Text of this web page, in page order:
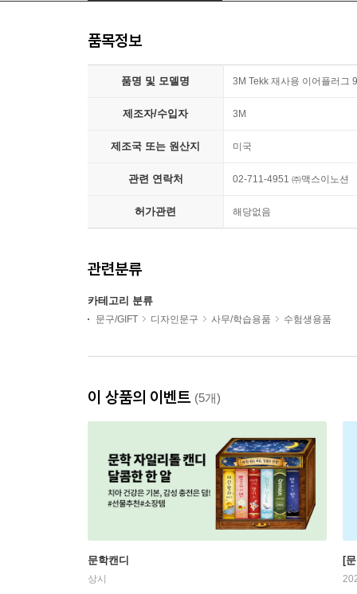
품목정보
품명 및 모델명 3M Tekk 재사용 이어플러그
제조자/수입자 3M
제조국 또는 원산지 미국
관련 연락처 02-711-4951 ㈜맥스이노션
허가관련 해당없음
관련분류
카테고리 분류
문구/GIFT 디자인문구 사무/학습용품 수험생용품
이 상품의 이벤트 (5개)
문학캔디
상시
[